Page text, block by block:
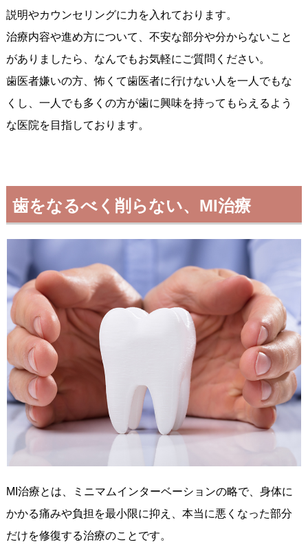
説明やカウンセリングに力を入れております。
治療内容や進め方について、不安な部分や分からないこと
がありましたら、なんでもお気軽にご質問ください。
歯医者嫌いの方、怖くて歯医者に行けない人を一人でもな
くし、一人でも多くの方が歯に興味を持ってもらえるよう
な医院を目指しております。
歯をなるべく削らない、MI治療
MI治療とは、ミニマムインターベーションの略で、身体に
かかる痛みや負担を最小限に抑え、本当に悪くなった部分
だけを修復する治療のことです。